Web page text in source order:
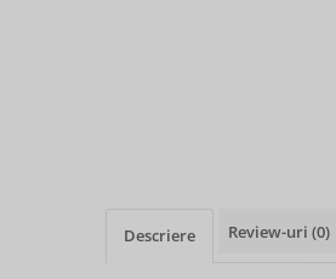
Descriere Review-uri (0)